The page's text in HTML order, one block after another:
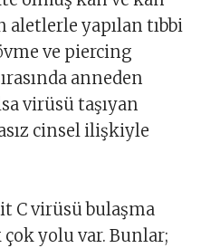
yapılan tıbbi
ve piercing
anneden
virüsü taşıyan
cinsel ilişkiyle
C virüsü bulaşma
yolu var. Bunlar;